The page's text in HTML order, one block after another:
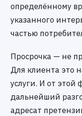
определённому
указанного
частью
Просрочка — не
Для клиента это
услуги. И от этой
дальнейший
адресат